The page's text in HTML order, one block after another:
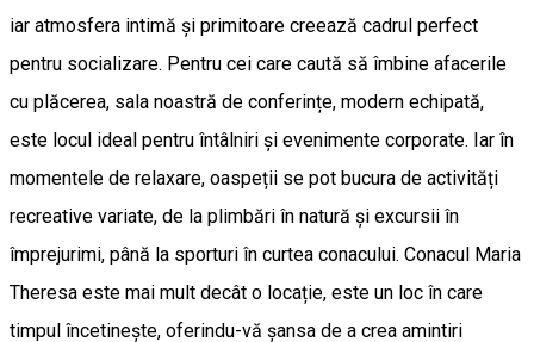
iar atmosfera intimă și primitoare creează cadrul perfect
pentru socializare. Pentru cei care caută să îmbine afacerile
cu plăcerea, sala noastră de conferințe, modern echipată,
este locul ideal pentru întâlniri și evenimente corporate. Iar în
momentele de relaxare, oaspeții se pot bucura de activități
recreative variate, de la plimbări în natură și excursii în
împrejurimi, până la sporturi în curtea conacului. Conacul Maria
Theresa este mai mult decât o locație, este un loc în care
timpul încetinește, oferindu-vă șansa de a crea amintiri